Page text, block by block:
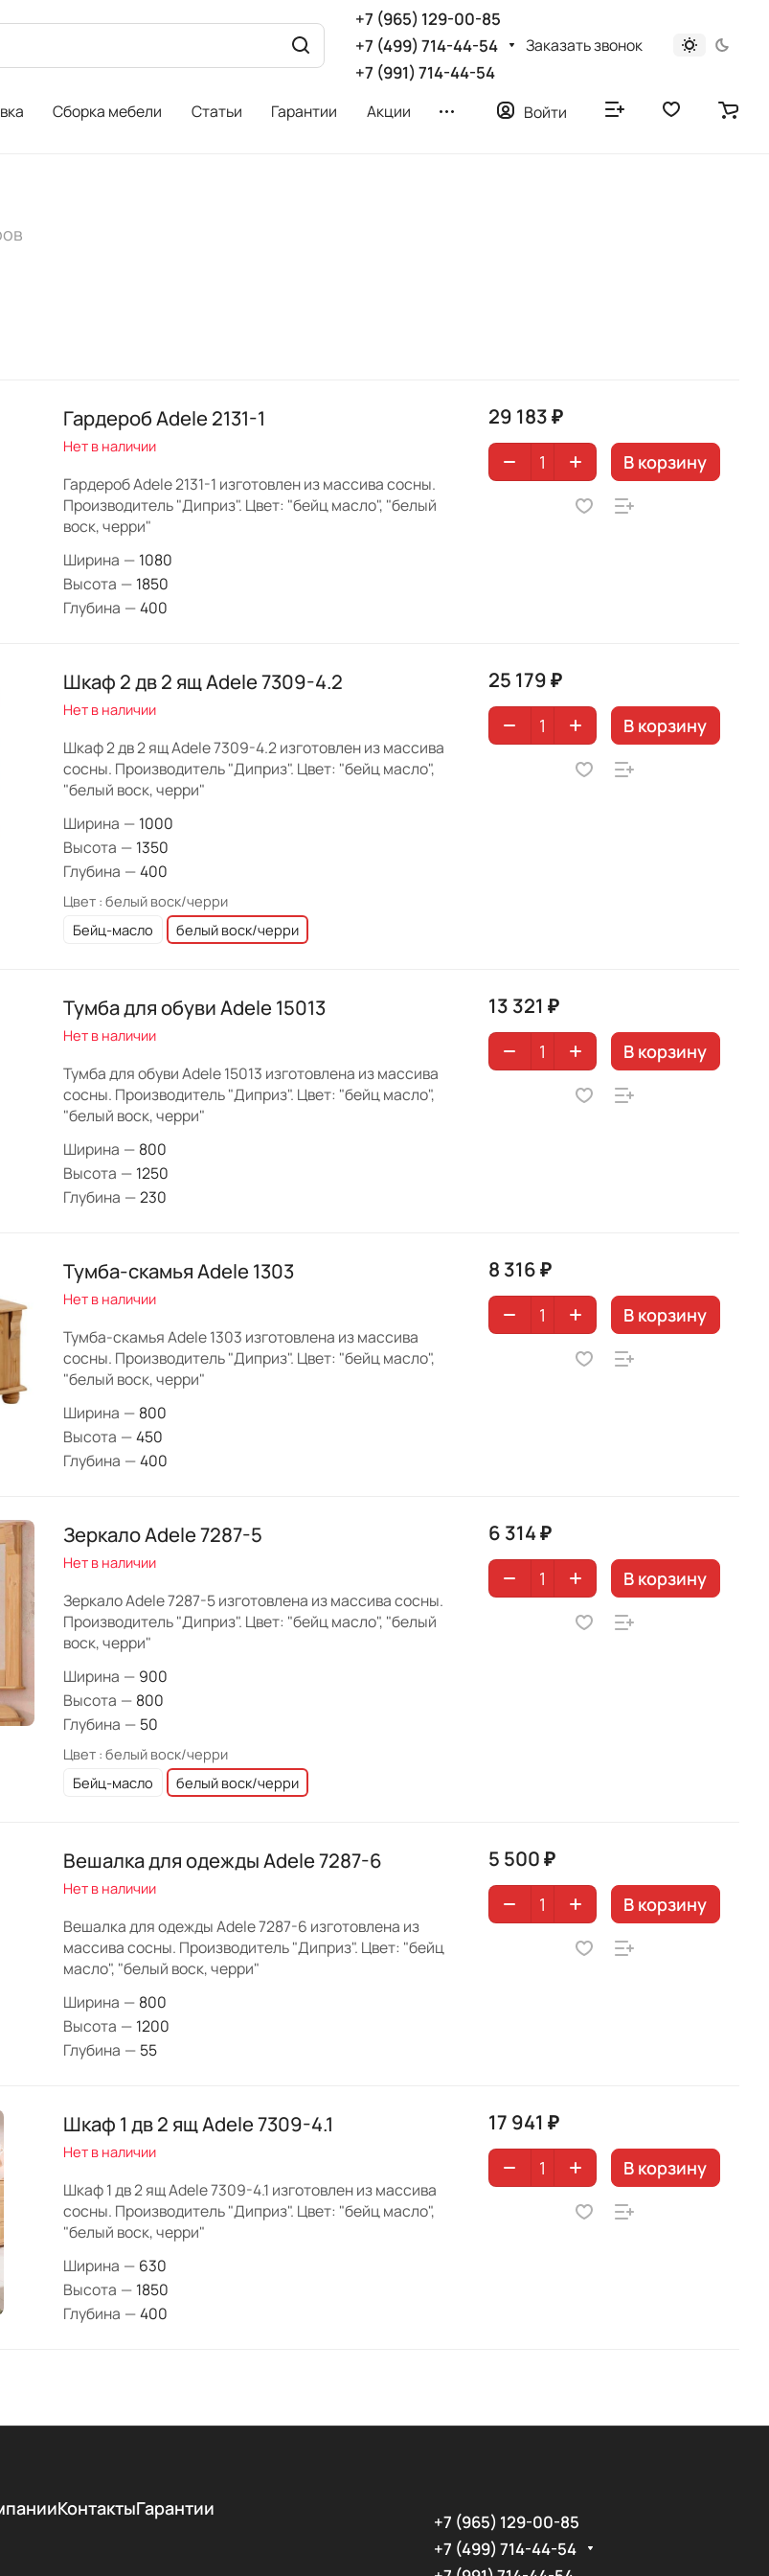
+7 (965) 129-00-85
+7 (499) 714-44-54
+7 (991) 714-44-54
Заказать звонок
Сборка мебели Статьи Гарантии Акции Войти
Гардероб Adele 2131-1
Нет в наличии
Гардероб Adele 2131-1 изготовлен из массива сосны.
Производитель "Диприз". Цвет: "бейц масло", "белый
воск, черри"
Ширина — 1080
Высота — 1850
Глубина —400
29 183 ₽
В корзину
Шкаф 2 дв 2 ящ Adele 7309-4.2
Нет в наличии
Шкаф 2 дв 2 ящ Adele 7309-4.2 изготовлен из массива
сосны. Производитель "Диприз". Цвет: "бейц масло",
"белый воск, черри"
Ширина — 1000
Высота — 1350
Глубина —400
Цвет : белый воск/черри
Бейц-масло
белый воск/черри
25 179 ₽
В корзину
Тумба для обуви Adele 15013
Нет в наличии
Тумба для обуви Adele 15013 изготовлена из массива
сосны. Производитель "Диприз". Цвет: "бейц масло",
"белый воск, черри"
Ширина — 800
Высота — 1250
Глубина —230
13 321 ₽
В корзину
Тумба-скамья Adele 1303
Нет в наличии
Тумба-скамья Adele 1303 изготовлена из массива
сосны. Производитель "Диприз". Цвет: "бейц масло",
"белый воск, черри"
Ширина — 800
Высота —450
Глубина —400
8 316 ₽
В корзину
Зеркало Adele 7287-5
Нет в наличии
Зеркало Adele 7287-5 изготовлена из массива сосны.
Производитель "Диприз". Цвет: "бейц масло", "белый
воск, черри"
Ширина — 900
Высота — 800
Глубина — 50
Цвет : белый воск/черри
Бейц-масло
белый воск/черри
6 314 ₽
В корзину
Вешалка для одежды Adele 7287-6
Нет в наличии
Вешалка для одежды Adele 7287-6 изготовлена из
массива сосны. Производитель "Диприз". Цвет: "бейц
масло", "белый воск, черри"
Ширина — 800
Высота — 1200
Глубина — 55
5 500 ₽
В корзину
Шкаф 1 дв 2 ящ Adele 7309-4.1
Нет в наличии
Шкаф 1 дв 2 ящ Adele 7309-4.1 изготовлен из массива
сосны. Производитель "Диприз". Цвет: "бейц масло",
"белый воск, черри"
Ширина — 630
Высота — 1850
Глубина —400
17 941 ₽
В корзину
КонтактыГарантии
+7 (965) 129-00-85
+7 (499) 714-44-54